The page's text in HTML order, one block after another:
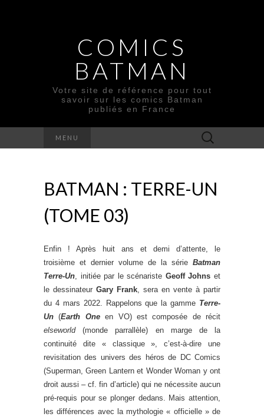
COMICS
BATMAN
Votre site de référence pour tout
savoir sur les comics Batman
publiés en France
MENU Rechercher :
BATMAN : TERRE-UN
(TOME 03)
Enfin ! Après huit ans et demi d’attente, le
troisième et dernier volume de la série Batman
Terre-Un, initiée par le scénariste Geoff Johns et
le dessinateur Gary Frank, sera en vente à partir
du 4 mars 2022. Rappelons que la gamme Terre-
Un (Earth Oneen VO) est composée de récit
elseworld(monde parrallèle) en marge de la
continuité dite « classique », c’est-à-dire une
revisitation des univers des héros de DC Comics
(Superman, Green Lantern et Wonder Woman y ont
droit aussi – cf. fin d’article) qui ne nécessite aucun
pré-requis pour se plonger dedans. Mais attention,
les différences avec la mythologie « officielle » de